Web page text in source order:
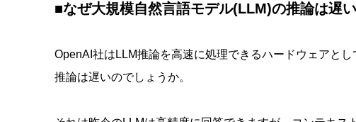
■なぜ大規模自然言語モデル(LLM)の推論は遅
OpenAI社はLLM推論を高速に処理できるハードウェアと
推論は遅いのでしょうか。